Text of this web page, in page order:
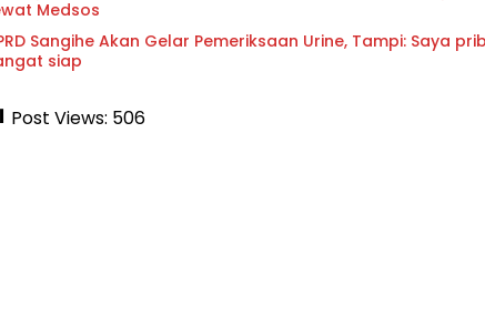
Medsos
Sangihe Akan Gelar Pemeriksaan Urine, Tampi: Saya
siap
Post Views: 506